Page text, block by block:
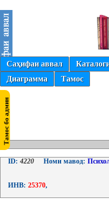
Саҳифаи аввал
Диаграмма
Тамос
ID: 4220 Номи мавод:
ИНВ: 25370,